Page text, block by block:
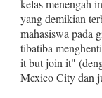
kelas menengah
yang demi­kian
mahasiswa pa­da
tiba­tiba
it but join it"
Mexico City dan